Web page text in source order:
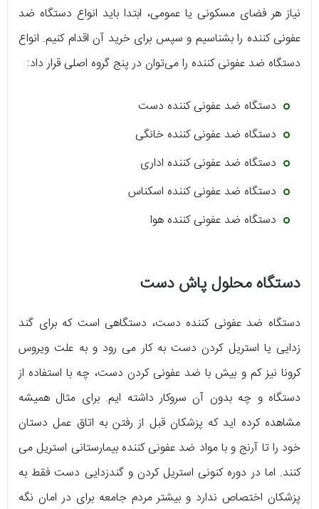
نیاز هر فضای مسکونی یا عمومی، ابتدا باید انواع دستگاه ضد
عفونی کننده را بشناسیم و سپس برای خرید آن اقدام کنیم. انواع
دستگاه ضد عفونی کننده را می‌توان در پنج گروه اصلی قرار داد:
دستگاه ضد عفونی کننده دست
دستگاه ضد عفونی کننده خانگی
دستگاه ضد عفونی کننده اداری
دستگاه ضد عفونی کننده اسکناس
دستگاه ضد عفونی کننده هوا
دستگاه محلول پاش دست
دستگاه ضد عفونی کننده دست، دستگاهی است که برای گند
زدایی یا استریل کردن دست به کار می رود و به علت ویروس
کرونا نیز کم و بیش با ضد عفونی کردن دست، چه با استفاده از
دستگاه و چه بدون آن سروکار داشته‌ ایم. برای مثال همیشه
مشاهده کرده اید که پزشکان قبل از رفتن به اتاق عمل دستان
خود را تا آرنج و با مواد ضد عفونی کننده بیمارستانی استریل می
کنند. اما در دوره کنونی استریل کردن و گندزدایی دست فقط به
پزشکان اختصاص ندارد و بیشتر مردم جامعه برای در امان نگه